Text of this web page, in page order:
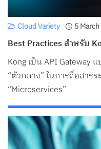
5
Cloud Variety
Best Practices สำหรับ
Kong เป็น API Gateway
“ตัวกลาง” ในการสื่อสารร
“Microservices”